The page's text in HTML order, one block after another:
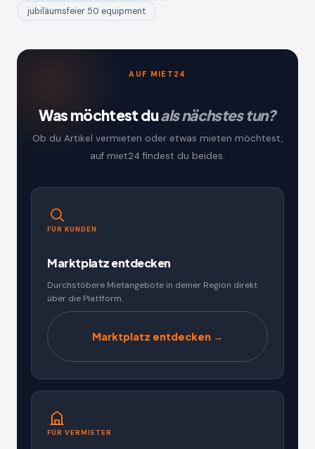
jubiläumsfeier 50 equipment
AUF MIET24
Was möchtest duals nächstes tun?
Ob du Artikel vermieten oder etwas mieten möchtest,
auf miet24 findest du beides.
FÜR KUNDEN
Marktplatz entdecken
Durchstöbere Mietangebote in deiner Region direkt
über die Plattform.
Marktplatz entdecken →
FÜR VERMIETER